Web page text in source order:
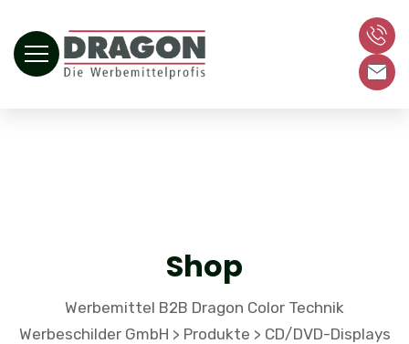
Shop
Werbemittel B2B Dragon Color Technik
Werbeschilder GmbH > Produkte > CD/DVD-Displays